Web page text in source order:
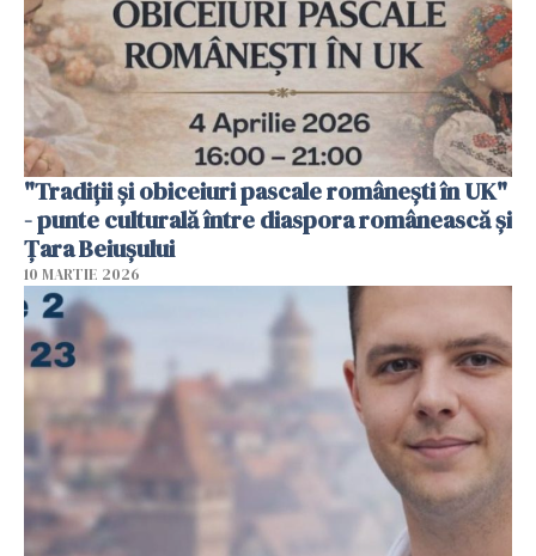
"Tradiții și obiceiuri pascale românești în UK"
- punte culturală între diaspora românească și
Țara Beiușului
10 MARTIE 2026